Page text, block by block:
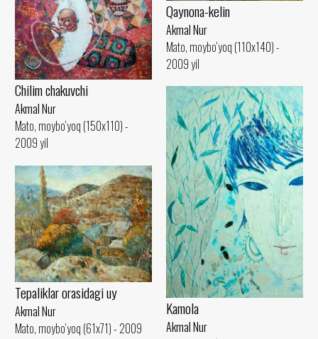
Сhilim chakuvchi
Akmal Nur
Mato, moybo‘yoq (150x110) -
2009 yil
Qaynona-kelin
Akmal Nur
Mato, moybo‘yoq (110x140) -
2009 yil
Kamola
Akmal Nur
Tepaliklar orasidagi uy
Akmal Nur
Mato, moybo‘yoq (61x71) - 2009